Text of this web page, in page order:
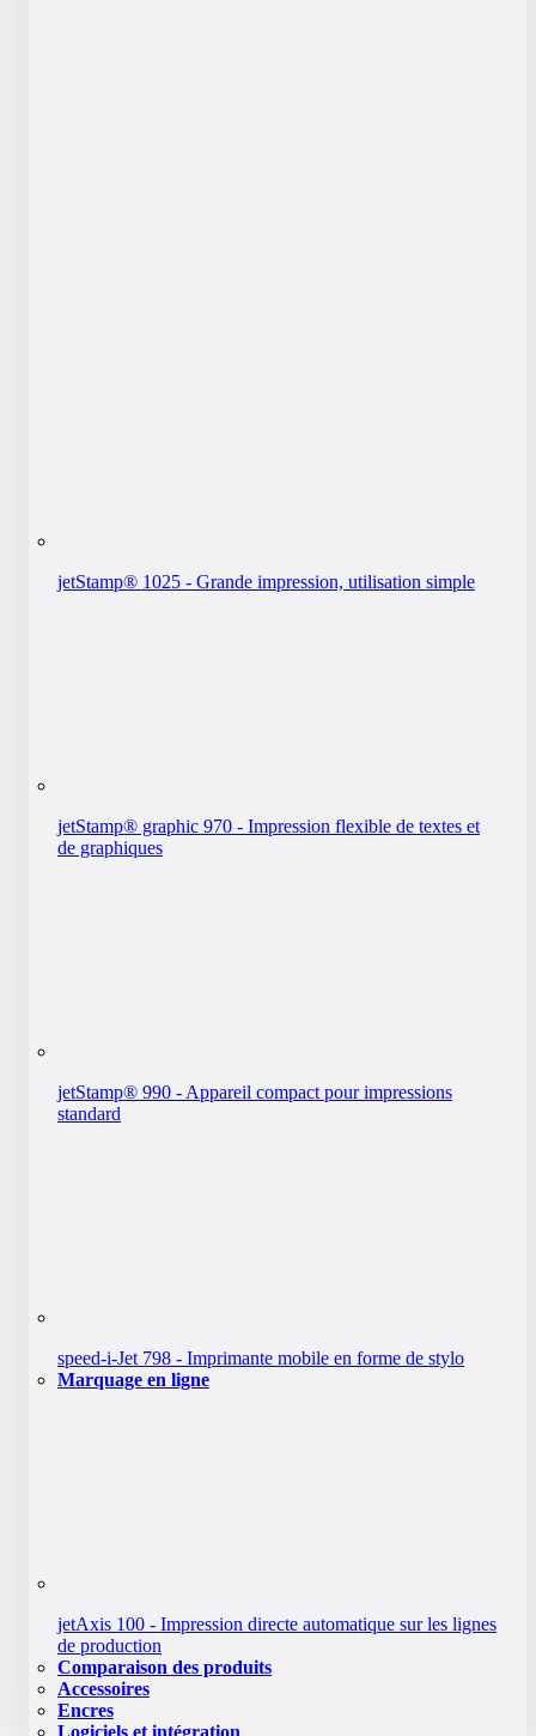
jetStamp® 1025 - Grande impression, utilisation simple
jetStamp® graphic 970 - Impression flexible de textes et
de graphiques
jetStamp® 990 - Appareil compact pour impressions
standard
speed-i-Jet 798 - Imprimante mobile en forme de stylo
Marquage en ligne
jetAxis 100 - Impression directe automatique sur les lignes
de production
Comparaison des produits
Accessoires
Encres
Logiciels et intégration